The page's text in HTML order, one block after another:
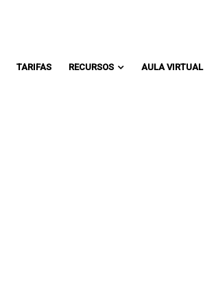
TARIFAS RECURSOS AULA VIRTUAL